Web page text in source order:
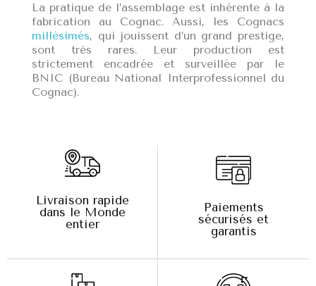
La pratique de l’assemblage est inhérente à la
fabrication au Cognac. Aussi, les Cognacs
millésimés, qui jouissent d’un grand prestige,
sont très rares. Leur production est
strictement encadrée et surveillée par le
BNIC (Bureau National Interprofessionnel du
Cognac).
Livraison rapide
dans le Monde
entier
Paiements
sécurisés et
garantis